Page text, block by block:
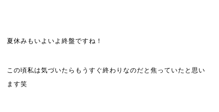
夏休みもいよいよ終盤ですね！
この頃私は気づいたらもうすぐ終わりなのだと焦っていたと思い
ます笑